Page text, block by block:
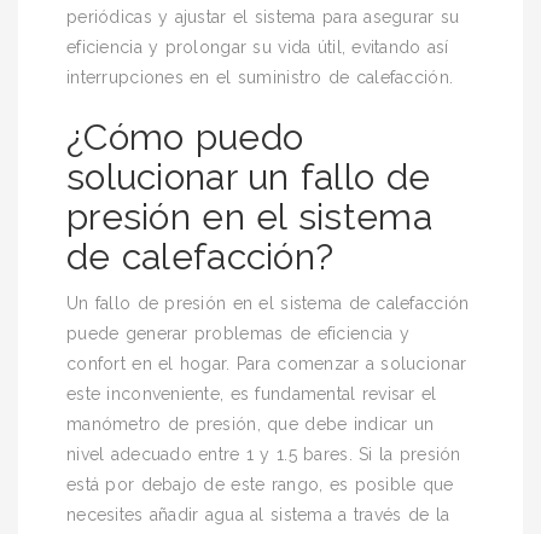
periódicas y ajustar el sistema para asegurar su
eficiencia y prolongar su vida útil, evitando así
interrupciones en el suministro de calefacción.
¿Cómo puedo
solucionar un fallo de
presión en el sistema
de calefacción?
Un fallo de presión en el sistema de calefacción
puede generar problemas de eficiencia y
confort en el hogar. Para comenzar a solucionar
este inconveniente, es fundamental revisar el
manómetro de presión, que debe indicar un
nivel adecuado entre 1 y 1.5 bares. Si la presión
está por debajo de este rango, es posible que
necesites añadir agua al sistema a través de la